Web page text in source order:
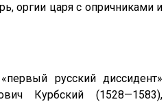
оргии царя с опричниками и
русский диссидент»
Курбский (1528—1583),